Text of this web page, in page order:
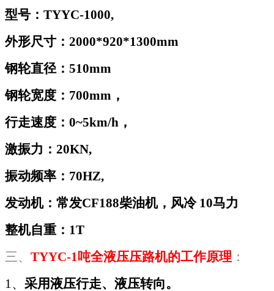
型号：TYYC-1000,
外形尺寸：2000*920*1300mm
钢轮直径：510mm
钢轮宽度：700mm，
行走速度：0~5km/h，
激振力：20KN,
振动频率：70HZ,
发动机：常发CF188柴油机，风冷 10马力
整机自重：1T
三、 TYYC-1吨全液压压路机的工作原理 ：
1、 采用液压行走、液压转向。